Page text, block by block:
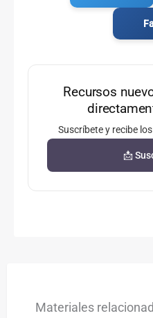
Recursos
Suscríbete y recibe
📩
Materiales